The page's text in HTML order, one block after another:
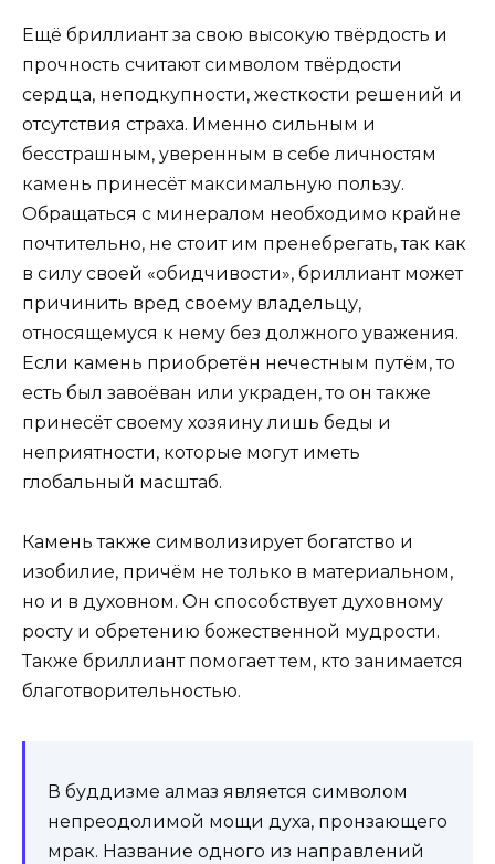
Ещё бриллиант за свою высокую твёрдость и
прочность считают символом твёрдости
сердца, неподкупности, жесткости решений и
отсутствия страха. Именно сильным и
бесстрашным, уверенным в себе личностям
камень принесёт максимальную пользу.
Обращаться с минералом необходимо крайне
почтительно, не стоит им пренебрегать, так как
в силу своей «обидчивости», бриллиант может
причинить вред своему владельцу,
относящемуся к нему без должного уважения.
Если камень приобретён нечестным путём, то
есть был завоёван или украден, то он также
принесёт своему хозяину лишь беды и
неприятности, которые могут иметь
глобальный масштаб.
Камень также символизирует богатство и
изобилие, причём не только в материальном,
но и в духовном. Он способствует духовному
росту и обретению божественной мудрости.
Также бриллиант помогает тем, кто занимается
благотворительностью.
В буддизме алмаз является символом
непреодолимой мощи духа, пронзающего
мрак. Название одного из направлений